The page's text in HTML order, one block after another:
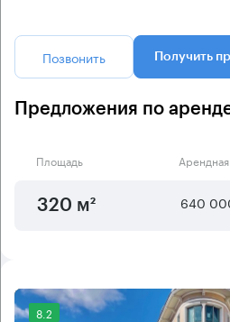
Позвонить Получить
Предложения по
Площадь
320 м² 640
8.2